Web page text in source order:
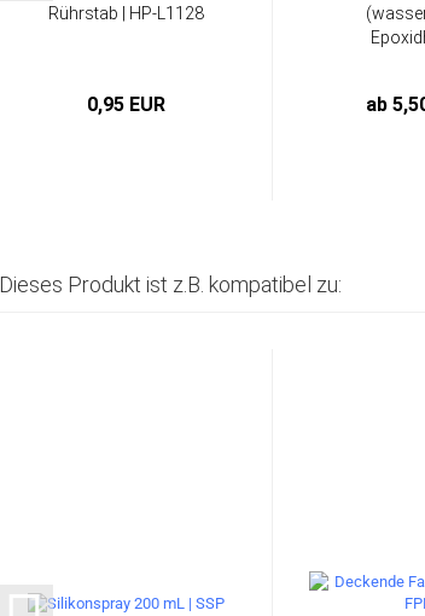
Rührstab | HP-L1128
0,95 EUR ab
Dieses Produkt ist z.B. kompatibel zu: